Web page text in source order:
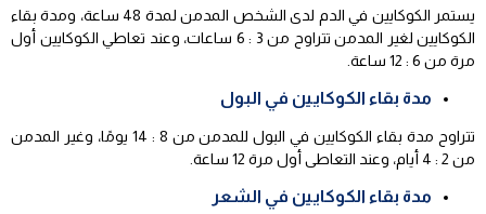
يستمر الكوكايين في الدم لدى الشخص المدمن لمدة 48 ساعة، ومدة بقاء
الكوكايين لغير المدمن تتراوح من 3 : 6 ساعات، وعند تعاطي الكوكايين أول
مرة من 6 : 12 ساعة.
مدة بقاء الكوكايين في البول
تتراوح مدة بقاء الكوكايين في البول للمدمن من 8 : 14 يومًا، وغير المدمن
من 2 : 4 أيام، وعند التعاطى أول مرة 12 ساعة.
مدة بقاء الكوكايين في الشعر